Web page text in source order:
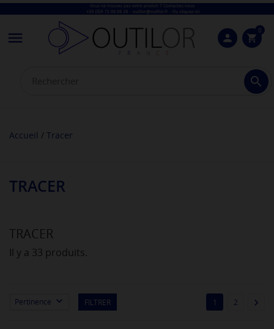
 person shopping_cart
0

Accueil Tracer
TRACER
TRACER
Il y a 33 produits.
Pertinence  FILTRER 1 2 